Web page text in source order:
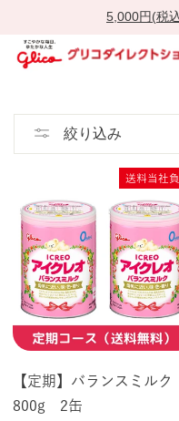
5,000円(税
絞り込み
送料当社
【定期】バランスミルク
800g 2缶